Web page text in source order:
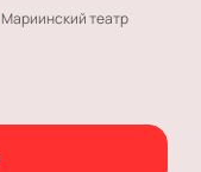
Мариинский театр